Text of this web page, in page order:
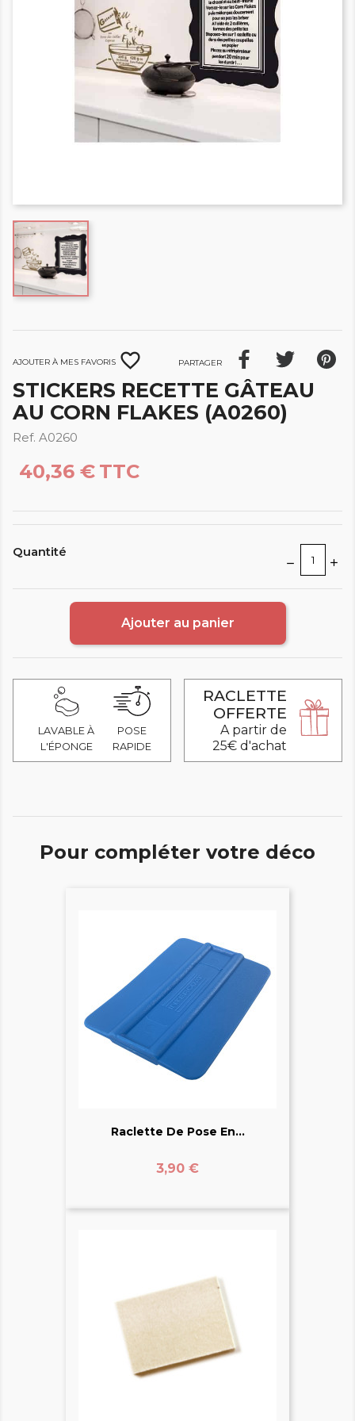
Ajouter à mes favoris favorite_border Partager
STICKERS RECETTE GÂTEAU
AU CORN FLAKES (A0260)
Ref. A0260
40,36 € TTC
Quantité
Ajouter au panier
LAVABLE À
L'ÉPONGE
POSE
RAPIDE
RACLETTE
OFFERTE
A partir de
25€ d'achat
Pour compléter votre déco
Raclette De Pose En...
Prix
3,90 €